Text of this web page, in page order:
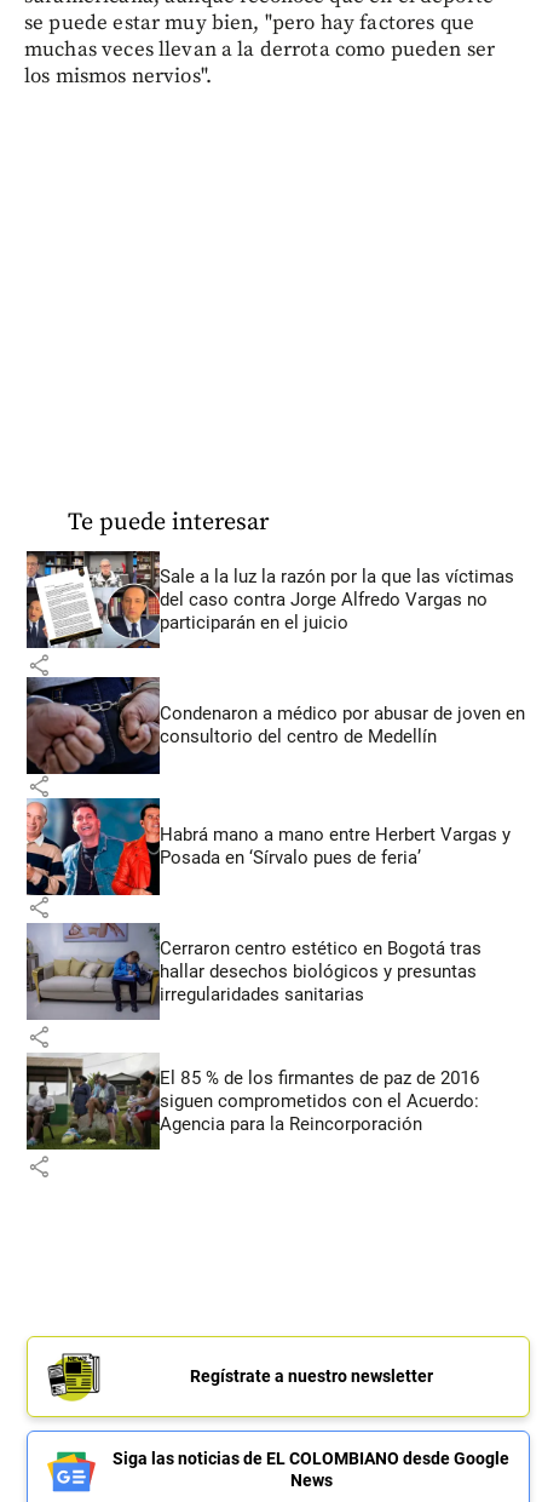
se puede estar muy bien, "pero hay factores que
muchas veces llevan a la derrota como pueden ser
los mismos nervios".
Te puede interesar
Sale a la luz la razón por la que las víctimas
del caso contra Jorge Alfredo Vargas no
participarán en el juicio
share
Condenaron a médico por abusar de joven en
consultorio del centro de Medellín
share
Habrá mano a mano entre Herbert Vargas y
Posada en ‘Sírvalo pues de feria’
share
Cerraron centro estético en Bogotá tras
hallar desechos biológicos y presuntas
irregularidades sanitarias
share
El 85 % de los firmantes de paz de 2016
siguen comprometidos con el Acuerdo:
Agencia para la Reincorporación
share
Regístrate a nuestro newsletter
Siga las noticias de EL COLOMBIANO desde Google
News